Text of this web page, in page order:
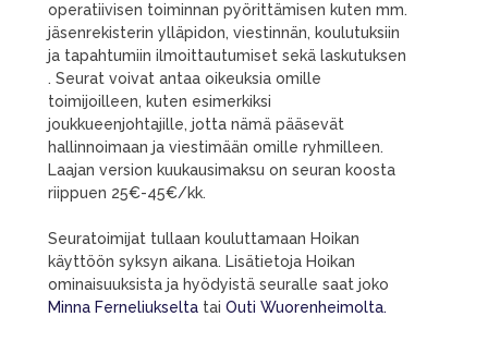
operatiivisen toiminnan pyörittämisen kuten mm.
jäsenrekisterin ylläpidon, viestinnän, koulutuksiin
ja tapahtumiin ilmoittautumiset sekä laskutuksen
. Seurat voivat antaa oikeuksia omille
toimijoilleen, kuten esimerkiksi
joukkueenjohtajille, jotta nämä pääsevät
hallinnoimaan ja viestimään omille ryhmilleen.
Laajan version kuukausimaksu on seuran koosta
riippuen 25€-45€/kk.
Seuratoimijat tullaan kouluttamaan Hoikan
käyttöön syksyn aikana. Lisätietoja Hoikan
ominaisuuksista ja hyödyistä seuralle saat joko
Minna Ferneliukselta tai Outi Wuorenheimolta.